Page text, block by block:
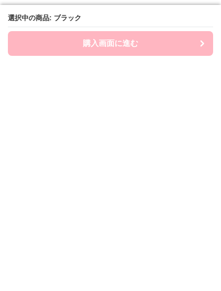
選択中の商品: ブラック
購入画面に進む
選択中の商品: ブラック
購入画面に進む